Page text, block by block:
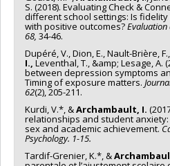
S. (2018). Evaluating Check &
different school settings: Is
with positive outcomes?Evaluation
68, 34-46.
Dupéré, V., Dion, E., Nault-Brière, F.,
I., Leventhal, T., &amp; Lesage, A.
between depression symptoms
Timing of exposure matters.
62(2), 205-211.
Kurdi, V.*, &Archambault, I.
relationships and student
sex and academic achievement.
Psychology. 1-15.
Tardif-Grenier, K.*, &